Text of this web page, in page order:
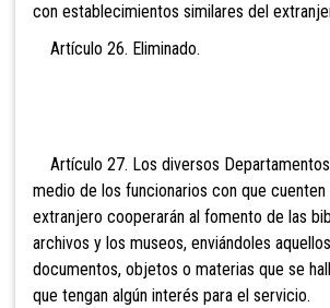
con establecimientos similares del
Artículo 26. Eliminado.
Artículo 27. Los diversos
medio de los funcionarios con que
extranjero cooperarán al fomento de las
archivos y los museos, enviándoles
documentos, objetos o materias que se
que tengan algún interés para el servicio.